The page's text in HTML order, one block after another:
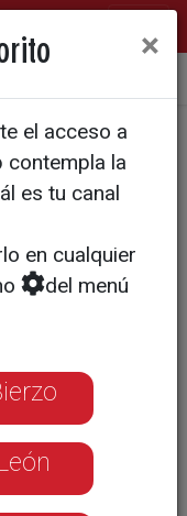
en
×
el acceso a
contempla la
es tu canal
en cualquier
del menú